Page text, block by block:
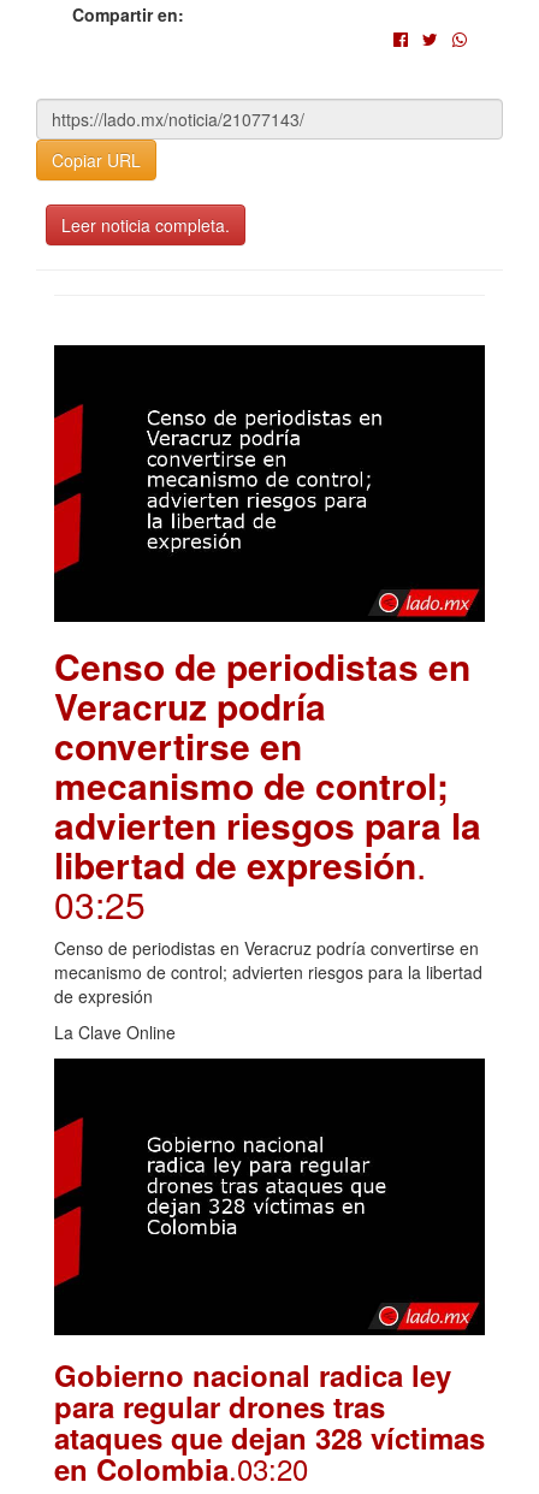
Compartir en:
Copiar URL
Leer noticia completa.
Censo de periodistas en
Veracruz podría
convertirse en
mecanismo de control;
advierten riesgos para la
libertad de expresión.
03:25
Censo de periodistas en Veracruz podría convertirse en
mecanismo de control; advierten riesgos para la libertad
de expresión
La Clave Online
Gobierno nacional radica ley
para regular drones tras
ataques que dejan 328 víctimas
en Colombia.03:20